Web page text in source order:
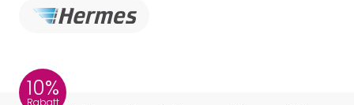
10%
Rabatt